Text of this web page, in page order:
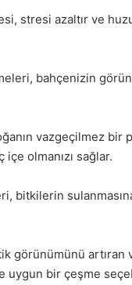
stresi azaltır ve
bahçenizin
vazgeçilmez bir
olmanızı sağlar.
bitkilerin
görünümünü artıran
uygun bir çeşme